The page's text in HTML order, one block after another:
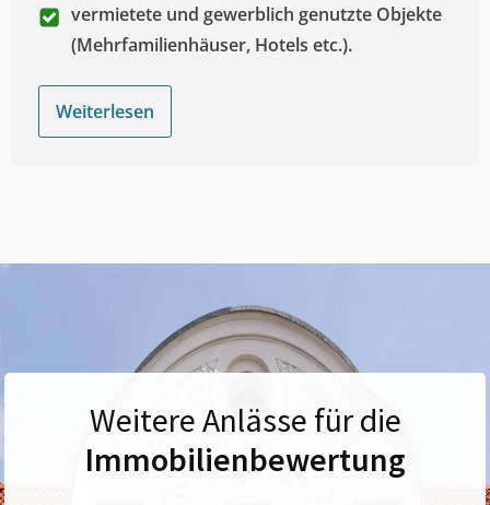
vermietete und gewerblich genutzte Objekte
(Mehrfamilienhäuser, Hotels etc.).
Weiterlesen
Weitere Anlässe für die
Immobilienbewertung